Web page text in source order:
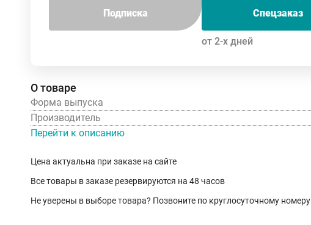
Подписка Спецзаказ
от 2-х дней
О товаре
Форма выпуска
Производитель
Перейти к описанию
Цена актуальна при заказе на сайте
Все товары в заказе резервируются на 48 часов
Не уверены в выборе товара? Позвоните по круглосуточному номеру